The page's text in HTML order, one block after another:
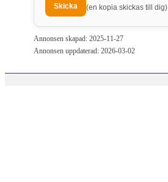
(en kopia skickas till dig)
Annonsen skapad: 2025-11-27
Annonsen uppdaterad: 2026-03-02